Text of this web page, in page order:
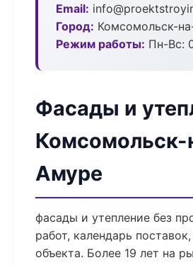
Email:
Город: Комсомольск-
Режим работы: Пн-Вс:
Фасады и
Комсомольск-
Амуре
фасады и утепление без
работ, календарь
объекта. Более 19 лет на